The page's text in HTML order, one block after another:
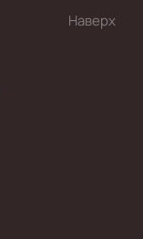
Наверх